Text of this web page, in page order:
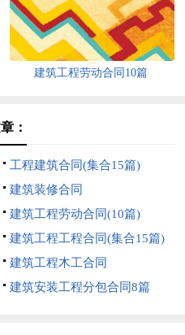
建筑工程劳动合同10篇
：
工程建筑合同(集合15篇)
建筑装修合同
建筑工程劳动合同(10篇)
建筑工程工程合同(集合15篇)
建筑工程木工合同
建筑安装工程分包合同8篇